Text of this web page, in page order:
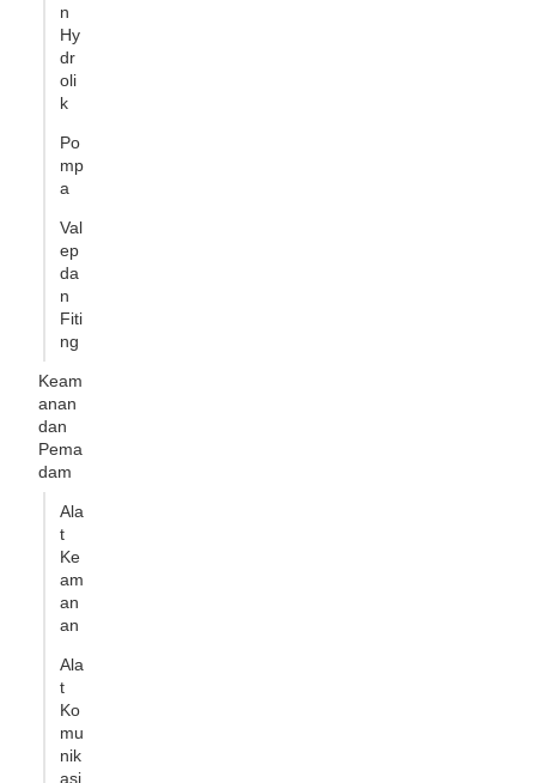
n
Hy
dr
oli
k
Po
mp
a
Val
ep
da
n
Fiti
ng
Keam
anan
dan
Pema
dam
Ala
t
Ke
am
an
an
Ala
t
Ko
mu
nik
asi